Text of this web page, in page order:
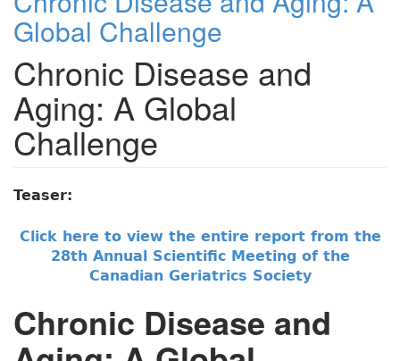
Global Challenge
Chronic Disease and
Aging: A Global
Challenge
Teaser:
Click here to view the entire report from the
28th Annual Scientific Meeting of the
Canadian Geriatrics Society
Chronic Disease and